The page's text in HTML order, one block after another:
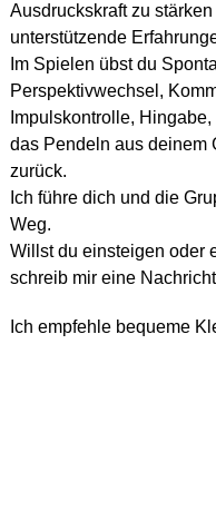
Ausdruckskraft zu
unterstützende
Im Spielen übst du
Perspektivwechsel,
Impulskontrolle,
das Pendeln aus deinem
zurück.
Ich führe dich und die
Weg.
Willst du einsteigen oder
schreib mir eine
Ich empfehle bequeme